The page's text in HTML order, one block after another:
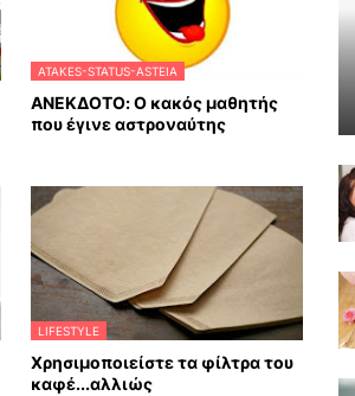
ATAKES-STATUS-ASTEIA
ΑΝΕΚΔΟΤΟ: Ο κακός μαθητής
που έγινε αστροναύτης
LIFESTYLE
Χρησιμοποιείστε τα φίλτρα του
καφέ...αλλιώς